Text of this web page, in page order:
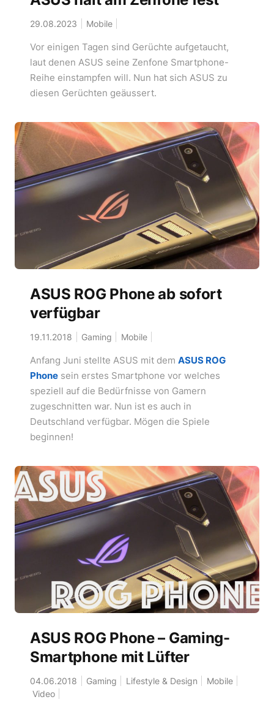
29.08.2023 Mobile
Vor einigen Tagen sind Gerüchte aufgetaucht,
laut denen ASUS seine Zenfone Smartphone-
Reihe einstampfen will. Nun hat sich ASUS zu
diesen Gerüchten geäussert.
ASUS ROG Phone ab sofort
verfügbar
19.11.2018 Gaming Mobile
Anfang Juni stellte ASUS mit dem ASUS ROG
Phonesein erstes Smartphone vor welches
speziell auf die Bedürfnisse von Gamern
zugeschnitten war. Nun ist es auch in
Deutschland verfügbar. Mögen die Spiele
beginnen!
ASUS ROG Phone – Gaming-
Smartphone mit Lüfter
04.06.2018 Gaming Lifestyle & Design
Mobile
Video